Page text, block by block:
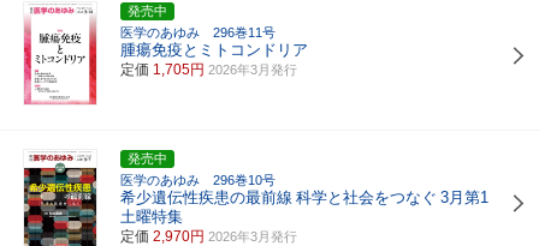
発売中
医学のあゆみ 296巻11号
腫瘍免疫とミトコンドリア
定価 1,705円 2026年3月発行
発売中
医学のあゆみ 296巻10号
希少遺伝性疾患の最前線 科学と社会をつなぐ 3月第1
土曜特集
定価 2,970円 2026年3月発行